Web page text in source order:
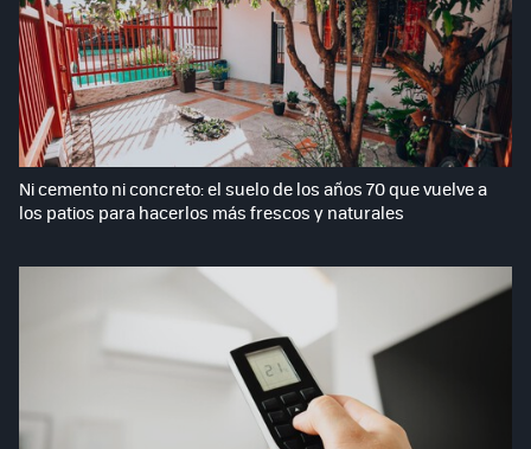
Ni cemento ni concreto: el suelo de los años 70 que vuelve a
los patios para hacerlos más frescos y naturales